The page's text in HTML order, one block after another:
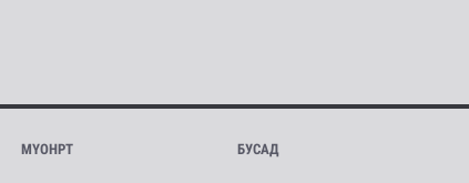
МҮОНРТ БУСАД